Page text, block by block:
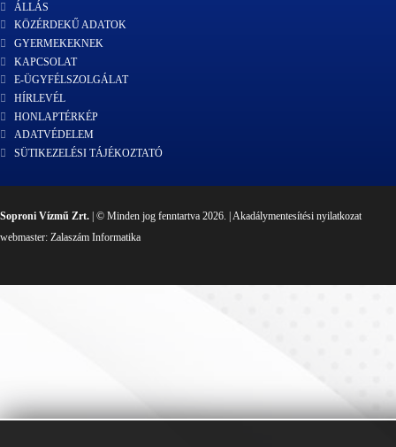
ÁLLÁS
KÖZÉRDEKŰ ADATOK
GYERMEKEKNEK
KAPCSOLAT
E-ÜGYFÉLSZOLGÁLAT
HÍRLEVÉL
HONLAPTÉRKÉP
ADATVÉDELEM
SÜTIKEZELÉSI TÁJÉKOZTATÓ
Soproni Vízmű Zrt. | © Minden jog fenntartva 2026. | Akadálymentesítési nyilatkozat
webmaster: Zalaszám Informatika